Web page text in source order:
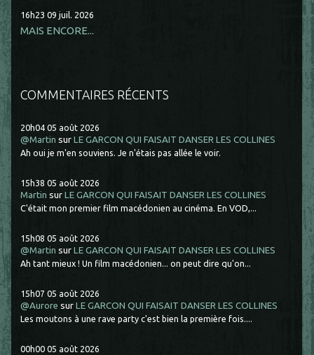
16h23 09 juil. 2026
MAIS ENCORE...
COMMENTAIRES RÉCENTS
20h04 05 août 2026
@Martin surLE GARCON QUI FAISAIT DANSER LES COLLINES
Ah oui je m'en souviens. Je n'étais pas allée le voir.
15h38 05 août 2026
Martin surLE GARCON QUI FAISAIT DANSER LES COLLINES
C'était mon premier film macédonien au cinéma. En VOD,...
15h08 05 août 2026
@Martin surLE GARCON QUI FAISAIT DANSER LES COLLINES
Ah tant mieux ! Un film macédonien... on peut dire qu'on...
15h07 05 août 2026
@Aurore surLE GARCON QUI FAISAIT DANSER LES COLLINES
Les moutons à une rave party c'est bien la première fois....
00h00 05 août 2026